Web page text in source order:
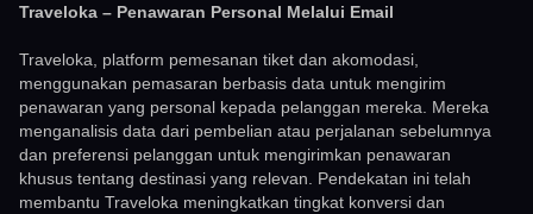
Traveloka – Penawaran Personal Melalui Email
Traveloka, platform pemesanan tiket dan akomodasi,
menggunakan pemasaran berbasis data untuk mengirim
penawaran yang personal kepada pelanggan mereka. Mereka
menganalisis data dari pembelian atau perjalanan sebelumnya
dan preferensi pelanggan untuk mengirimkan penawaran
khusus tentang destinasi yang relevan. Pendekatan ini telah
membantu Traveloka meningkatkan tingkat konversi dan